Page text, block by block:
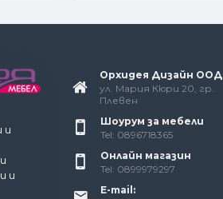
и
и
Орхидея Дизайн ООД
ул. Мария Кюри 20, гр.
Плевен
Шоурум за мебели
Tel: 0896718365
Онлайн магазин
Tel: 0899979297
E-mail: